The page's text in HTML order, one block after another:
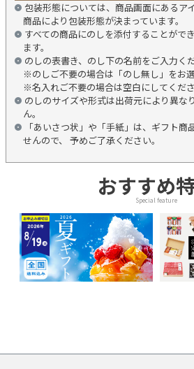
包装形態については、商品画面にあるア
商品により包装形態が決まっています。
すべての商品にのしを添付することがで
ます。
のしの表書き、のし下の名前をご入力くだ
※のしご不要の場合は「のし無し」をお選
※名入れご不要の場合は空白にしてくださ
のしのサイズや形式は出荷元により異な
ん。
「あいさつ状」や「手紙」は、ギフト商
せんので、 予めご了承ください。
おすすめ
Special feature